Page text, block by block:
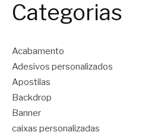
Categorias
Acabamento
Adesivos personalizados
Apostilas
Backdrop
Banner
caixas personalizadas